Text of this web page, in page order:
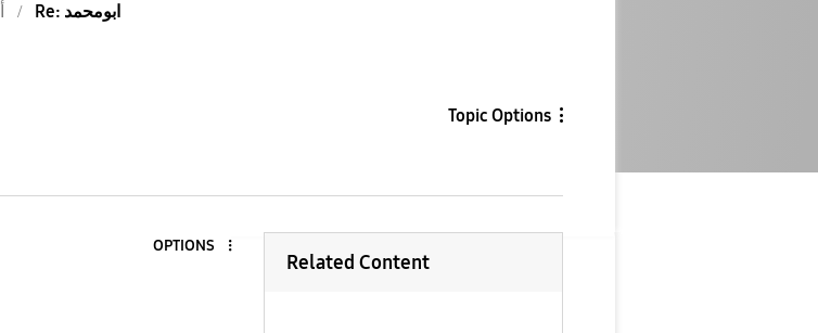
Re: ابومحمد
Topic Options
OPTIONS
Related Content